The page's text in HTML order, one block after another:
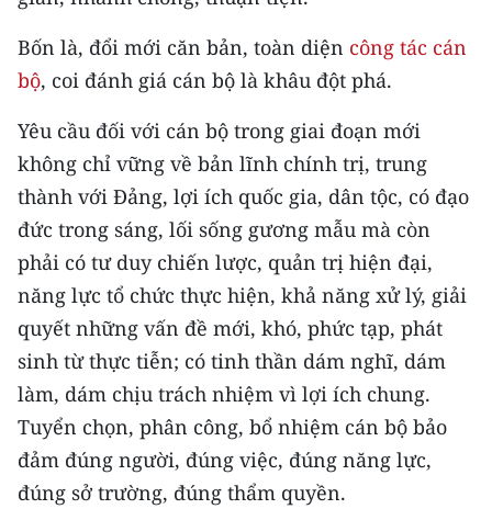
Bốn là, đổi mới căn bản, toàn diện công tác cán
bộ, coi đánh giá cán bộ là khâu đột phá.
Yêu cầu đối với cán bộ trong giai đoạn mới
không chỉ vững về bản lĩnh chính trị, trung
thành với Đảng, lợi ích quốc gia, dân tộc, có đạo
đức trong sáng, lối sống gương mẫu mà còn
phải có tư duy chiến lược, quản trị hiện đại,
năng lực tổ chức thực hiện, khả năng xử lý, giải
quyết những vấn đề mới, khó, phức tạp, phát
sinh từ thực tiễn; có tinh thần dám nghĩ, dám
làm, dám chịu trách nhiệm vì lợi ích chung.
Tuyển chọn, phân công, bổ nhiệm cán bộ bảo
đảm đúng người, đúng việc, đúng năng lực,
đúng sở trường, đúng thẩm quyền.